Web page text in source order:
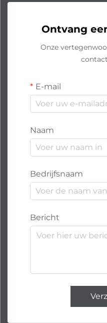
Ontvang
Onze
E-mail
Naam
Bedrijfsnaam
Bericht